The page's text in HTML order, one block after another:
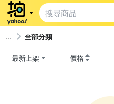
全部分類
最新上架 價格